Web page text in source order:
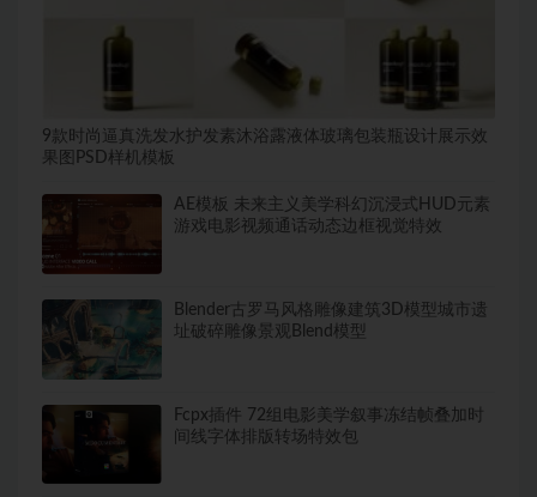
9款时尚逼真洗发水护发素沐浴露液体玻璃包装瓶设计展示效
果图PSD样机模板
AE模板 未来主义美学科幻沉浸式HUD元素
游戏电影视频通话动态边框视觉特效
Blender古罗马风格雕像建筑3D模型城市遗
址破碎雕像景观Blend模型
Fcpx插件 72组电影美学叙事冻结帧叠加时
间线字体排版转场特效包